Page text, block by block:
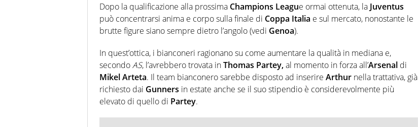
Dopo la qualificazione alla prossima Champions League ormai ottenuta, la Juventus
può concentrarsi anima e corpo sulla finale di Coppa Italia e sul mercato, nonostante le
brutte figure siano sempre dietro l’angolo (vedi Genoa).
In quest’ottica, i bianconeri ragionano su come aumentare la qualità in mediana e,
secondoAS, l’avrebbero trovata inThomas Partey,al momento in forza all’Arsenal di
Mikel Arteta. Il team bianconero sarebbe disposto ad inserire Arthur nella trattativa, già
richiesto dai Gunners in estate anche se il suo stipendio è considerevolmente più
elevato di quello di Partey.